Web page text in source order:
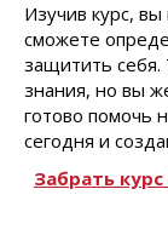
Изучив курс,
сможете
защитить себя.
знания, но вы
готово помочь
сегодня и
Забрать